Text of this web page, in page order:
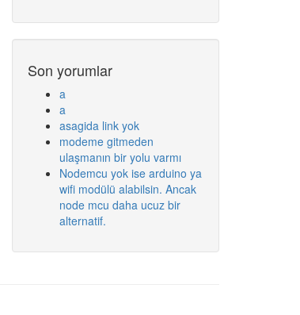
Son yorumlar
a
a
asagida link yok
modeme gitmeden
ulaşmanın bir yolu varmı
Nodemcu yok ise arduino ya
wifi modülü alabilsin. Ancak
node mcu daha ucuz bir
alternatif.